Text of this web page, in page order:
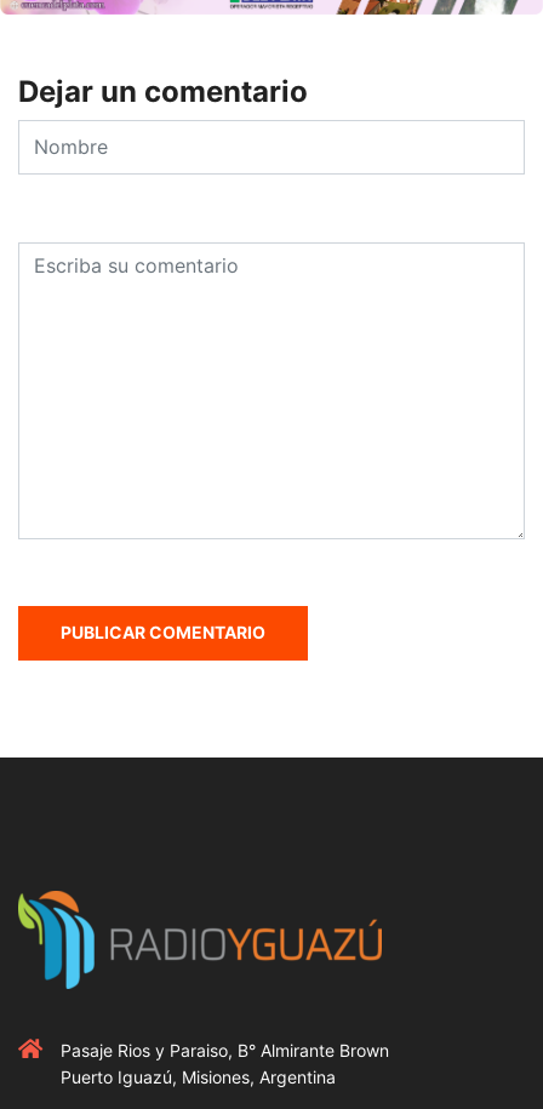
Dejar un comentario
Pasaje Rios y Paraiso, B° Almirante Brown
Puerto Iguazú, Misiones, Argentina